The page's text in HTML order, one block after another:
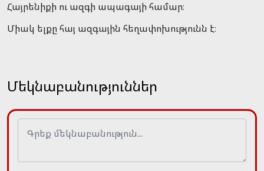
Հայրենիքի ու ազգի ապագայի համար։
Միակ ելքը հայ ազգային հեղափոխությունն է։
Մեկնաբանություններ